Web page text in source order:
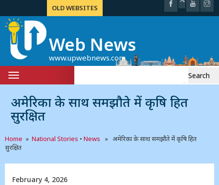
OLD WEBSITES
Web News
www.upwebnews.com
Toggle
navigation
अमेरिका के साथ समझौते में कृषि हित
सुरक्षित
Home » National Stories • News » अमेरिका के साथ समझौते में कृषि हित
सुरक्षित
February 4, 2026